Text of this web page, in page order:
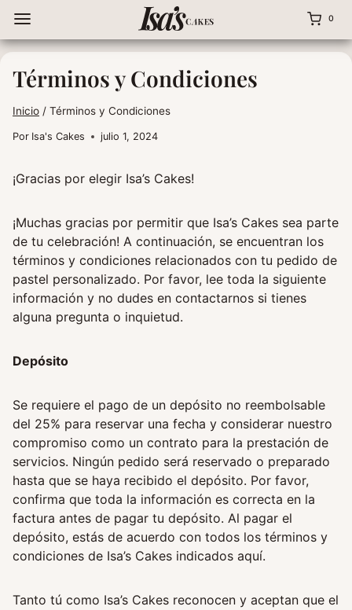
contenido
0
Términos y Condiciones
Inicio / Términos y Condiciones
Por Isa's Cakes julio 1, 2024
¡Gracias por elegir Isa’s Cakes!
¡Muchas gracias por permitir que Isa’s Cakes sea parte
de tu celebración! A continuación, se encuentran los
términos y condiciones relacionados con tu pedido de
pastel personalizado. Por favor, lee toda la siguiente
información y no dudes en contactarnos si tienes
alguna pregunta o inquietud.
Depósito
Se requiere el pago de un depósito no reembolsable
del 25% para reservar una fecha y considerar nuestro
compromiso como un contrato para la prestación de
servicios. Ningún pedido será reservado o preparado
hasta que se haya recibido el depósito. Por favor,
confirma que toda la información es correcta en la
factura antes de pagar tu depósito. Al pagar el
depósito, estás de acuerdo con todos los términos y
condiciones de Isa’s Cakes indicados aquí.
Tanto tú como Isa’s Cakes reconocen y aceptan que el